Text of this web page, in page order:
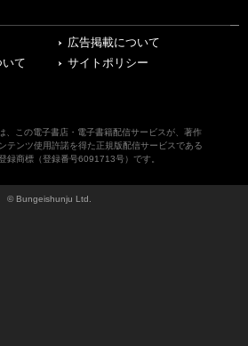
広告掲載について
て
サイトポリシー
、この電子書店・電子書籍配信サービスが、著作
テンツ使用許諾を得た正規版配信サービスである
録商標（登録番号6091713号）です。
© Bungeishunju Ltd.